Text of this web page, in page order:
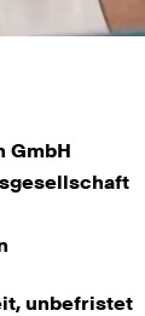
GmbH
unbefristet